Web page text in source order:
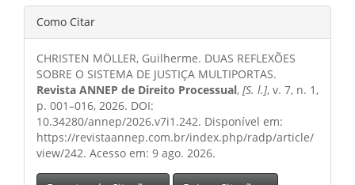
Detalhes
do
artigo
Como Citar
CHRISTEN MÖLLER, Guilherme. DUAS REFLEXÕES
SOBRE O SISTEMA DE JUSTIÇA MULTIPORTAS.
Revista ANNEP de Direito Processual, [S. l.], v. 7, n. 1,
p. 001–016, 2026. DOI:
10.34280/annep/2026.v7i1.242. Disponível em:
https://revistaannep.com.br/index.php/radp/article/
view/242. Acesso em: 9 ago. 2026.